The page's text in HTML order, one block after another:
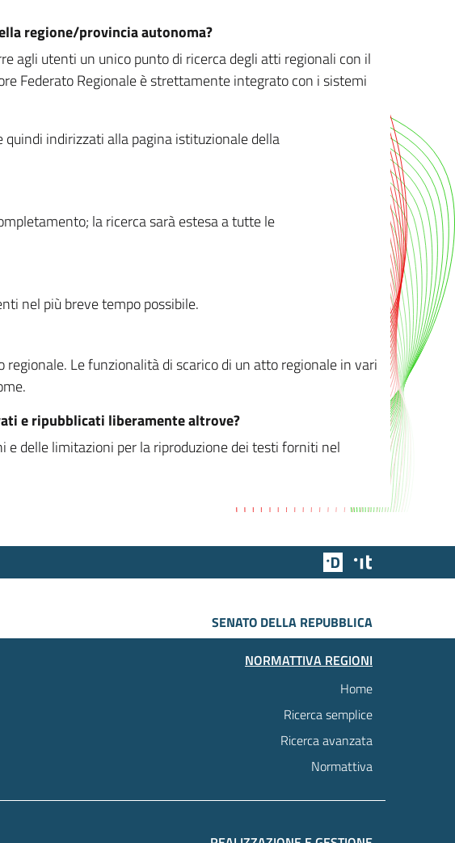
regione/provincia autonoma?
agli utenti un unico punto di ricerca degli atti regionali con il
Federato Regionale è strettamente integrato con i sistemi
indirizzati alla pagina istituzionale della
la ricerca sarà estesa a tutte le
nel più breve tempo possibile.
Le funzionalità di scarico di un atto regionale in vari
e ripubblicati liberamente altrove?
delle limitazioni per la riproduzione dei testi forniti nel
Team Digitale
SENATO DELLA REPUBBLICA
NORMATTIVA REGIONI
Home
Ricerca semplice
Ricerca avanzata
Normattiva